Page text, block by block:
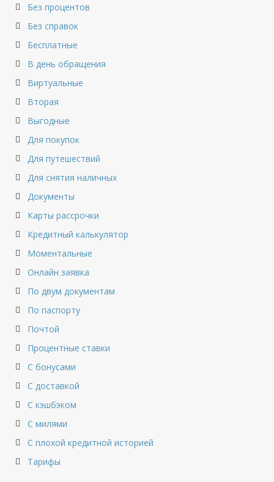
Без процентов
Без справок
Бесплатные
В день обращения
Виртуальные
Вторая
Выгодные
Для покупок
Для путешествий
Для снятия наличных
Документы
Карты рассрочки
Кредитный калькулятор
Моментальные
Онлайн заявка
По двум документам
По паспорту
Почтой
Процентные ставки
С бонусами
С доставкой
С кэшбэком
С милями
С плохой кредитной историей
Тарифы